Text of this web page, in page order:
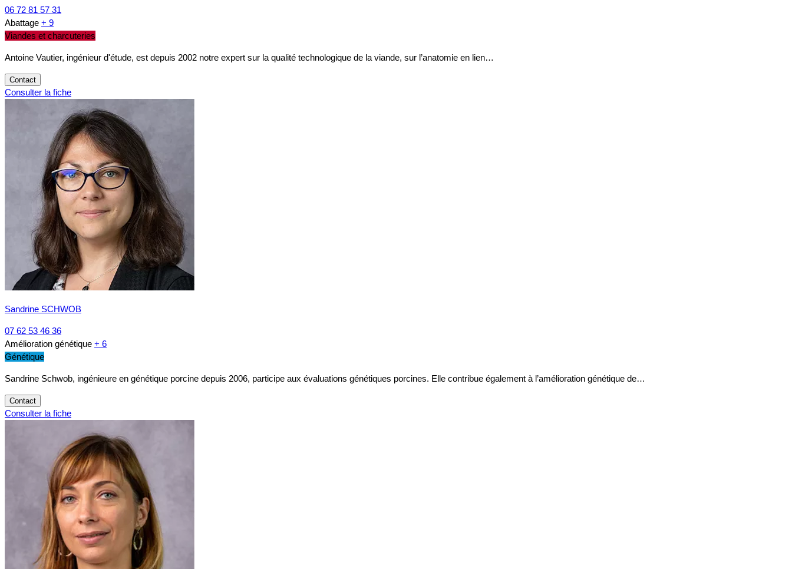
06 72 81 57 31
Abattage + 9
Viandes et charcuteries
Antoine Vautier, ingénieur d'étude, est depuis 2002 notre expert sur la qualité technologique de la viande, sur l’anatomie en lien…
Contact
Consulter la fiche
Sandrine SCHWOB
07 62 53 46 36
Amélioration génétique + 6
Génétique
Sandrine Schwob, ingénieure en génétique porcine depuis 2006, participe aux évaluations génétiques porcines. Elle contribue également à l’amélioration génétique de…
Contact
Consulter la fiche